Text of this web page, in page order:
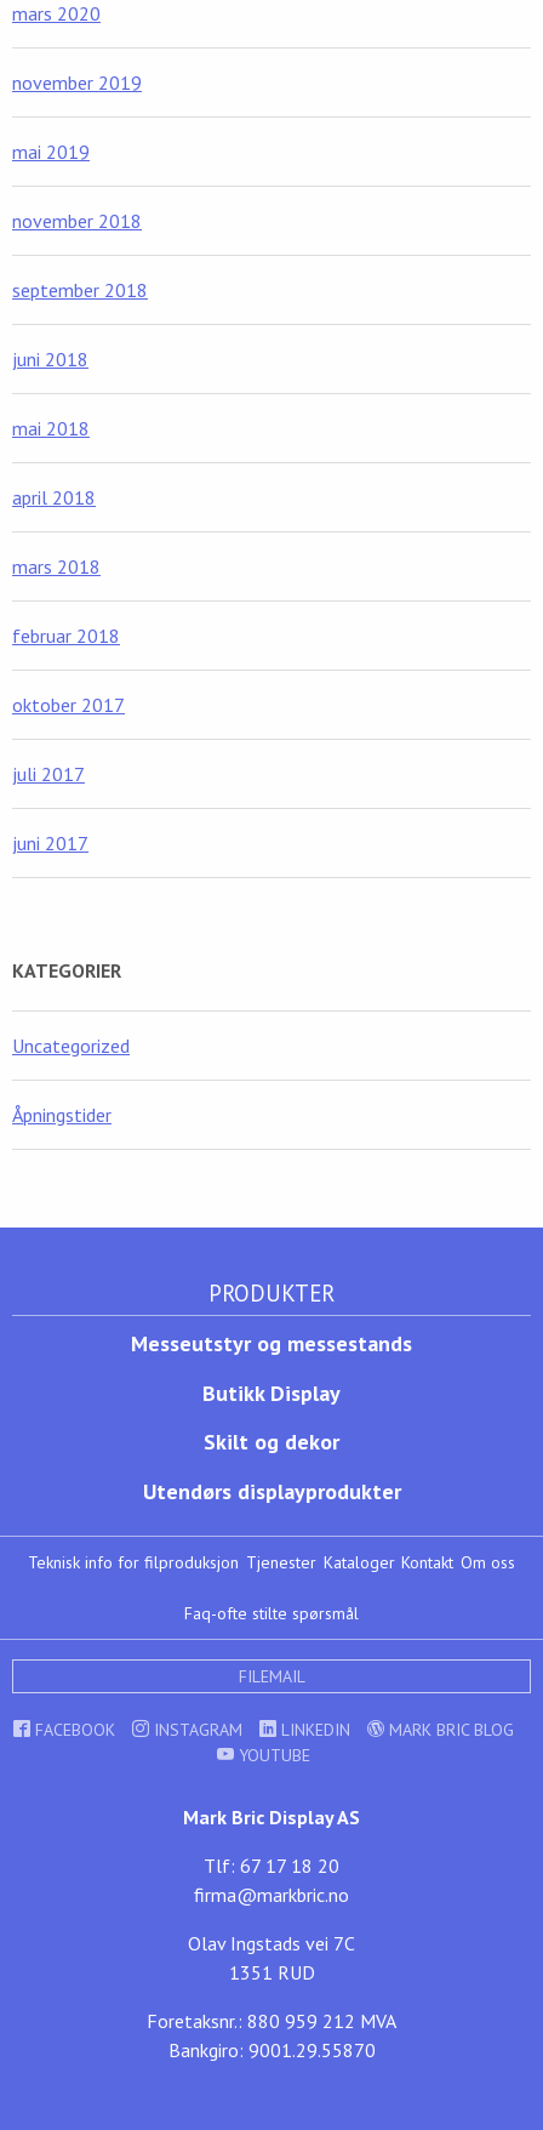
mars 2020
november 2019
mai 2019
november 2018
september 2018
juni 2018
mai 2018
april 2018
mars 2018
februar 2018
oktober 2017
juli 2017
juni 2017
KATEGORIER
Uncategorized
Åpningstider
PRODUKTER
Messeutstyr og messestands
Butikk Display
Skilt og dekor
Utendørs displayprodukter
Teknisk info for filproduksjon Tjenester Kataloger Kontakt Om oss
Faq-ofte stilte spørsmål
FILEMAIL
FACEBOOK INSTAGRAM LINKEDIN
MARK BRIC BLOG
YOUTUBE
Mark Bric Display AS
Tlf: 67 17 18 20
firma@markbric.no
Olav Ingstads vei 7C
1351 RUD
Foretaksnr.: 880 959 212 MVA
Bankgiro: 9001.29.55870